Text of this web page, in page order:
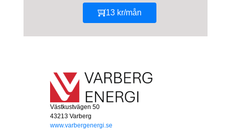
13 kr/mån
Västkustvägen 50
43213 Varberg
www.varbergenergi.se